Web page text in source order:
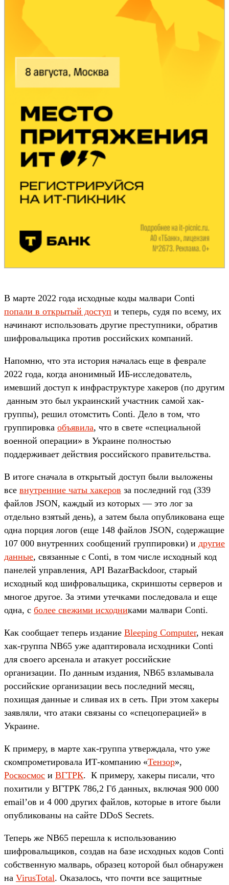
В марте 2022 года исходные коды малвари Conti
попали в открытый доступ и теперь, судя по всему, их
начинают использовать другие преступники, обратив
шифровальщика против российских компаний.
Напомню, что эта история началась еще в феврале
2022 года, когда анонимный ИБ-исследователь,
имевший доступ к инфраструктуре хакеров (по другим
данным это был украинский участник самой хак-
группы), решил отомстить Conti. Дело в том, что
группировка объявила, что в свете «специальной
военной операции» в Украине полностью
поддерживает действия российского правительства.
В итоге сначала в открытый доступ были выложены
все внутренние чаты хакеров за последний год (339
файлов JSON, каждый из которых — это лог за
отдельно взятый день), а затем была опубликована еще
одна порция логов (еще 148 файлов JSON, содержащие
107 000 внутренних сообщений группировки) и другие
данные, связанные с Conti, в том числе исходный код
панелей управления, API BazarBackdoor, старый
исходный код шифровальщика, скриншоты серверов и
многое другое. За этими утечками последовала и еще
одна, с более свежими исходниками малвари Conti.
Как сообщает теперь издание Bleeping Computer, некая
хак-группа NB65 уже адаптировала исходники Conti
для своего арсенала и атакует российские
организации. По данным издания, NB65 взламывала
российские организации весь последний месяц,
похищая данные и сливая их в сеть. При этом хакеры
заявляли, что атаки связаны со «спецоперацией» в
Украине.
К примеру, в марте хак-группа утверждала, что уже
скомпрометировала ИТ-компанию «Тензор»,
Роскосмос и ВГТРК. К примеру, хакеры писали, что
похитили у ВГТРК 786,2 Гб данных, включая 900 000
email’ов и 4 000 других файлов, которые в итоге были
опубликованы на сайте DDoS Secrets.
Теперь же NB65 перешла к использованию
шифровальщиков, создав на базе исходных кодов Conti
собственную малварь, образец которой был обнаружен
на VirusTotal. Оказалось, что почти все защитные